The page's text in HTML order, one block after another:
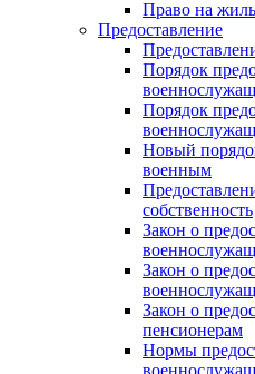
Право на
Предоставление
Порядок
Порядок
Новый
военным
собственность
Закон о
Закон о
Закон о
пенсионерам
Нормы